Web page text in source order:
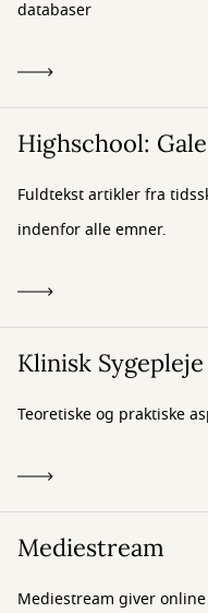
databaser
Highschool:
Fuldtekst artikler fra
indenfor alle emner.
Klinisk
Teoretiske og praktiske
Mediestream
Mediestream giver